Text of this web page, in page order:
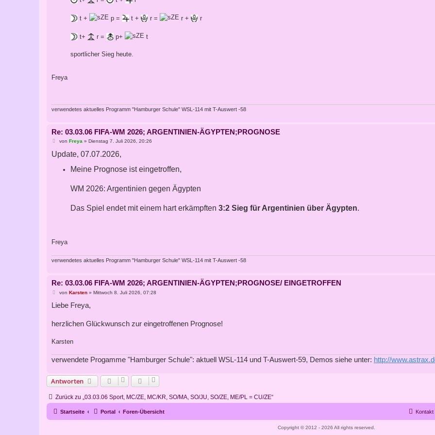
t + p = t + r = r + r
t+ r = p+ t
sportlicher Sieg heute.
Freya
verwendetes aktuelles Programm "Hamburger Schule" WSL-114 mit T-Auswert -58
Re: 03.03.06 FIFA-WM 2026; ARGENTINIEN-ÄGYPTEN;PROGNOSE
B
i
t
von Freya» Dienstag 7. Juli 2026, 20:26
Update, 07.07.2026,
Meine Prognose ist eingetroffen,
WM 2026: Argentinien gegen Ägypten
Das Spiel endet mit einem hart erkämpften 3:2 Sieg für Argentinien über Ägypten.
Freya
verwendetes aktuelles Programm "Hamburger Schule" WSL-114 mit T-Auswert -58
Re: 03.03.06 FIFA-WM 2026; ARGENTINIEN-ÄGYPTEN;PROGNOSE/ EINGETROFFEN
B
i
t
g
von Karsten» Mittwoch 8. Juli 2026, 07:28
Liebe Freya,
herzlichen Glückwunsch zur eingetroffenen Prognose!
Karsten
verwendete Progamme "Hamburger Schule": aktuell WSL-114 und T-Auswert-59, Demos siehe unter: http://
Antworten
Zurück zu „03.03.06 Sport, MC/ZE, MC/KR, SO/MA, SO/JU, SO/ZE, ME/PL = CU/ZE“
Startseite Portal Foren-Übersicht Kontakt
Copyright © 2012 - 2026 All rights reserved.